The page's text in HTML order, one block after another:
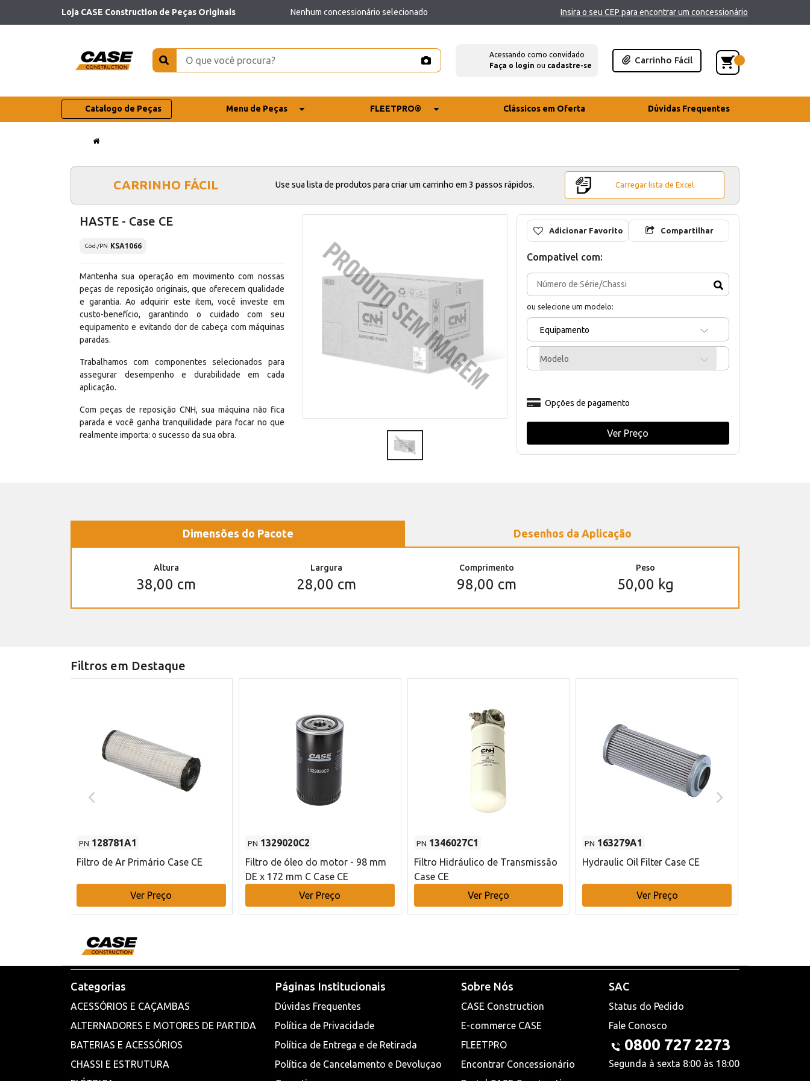
Loja CASE Construction de Peças Originais Nenhum concessionário selecionado Insira o seu CEP para encontrar um concessionário
Acessando como convidado
Faça o login ou cadastre-se
Carrinho Fácil
Catalogo de Peças Menu de Peças FLEETPRO® Clássicos em Oferta Dúvidas Frequentes
CARRINHO FÁCIL Use sua lista de produtos para criar um carrinho em 3 passos rápidos. Carregar lista de Excel
HASTE - Case CE
Cód./PN KSA1066
Mantenha sua operação em movimento com nossas
peças de reposição originais, que oferecem qualidade
e garantia. Ao adquirir este item, você investe em
custo-benefício, garantindo o cuidado com seu
equipamento e evitando dor de cabeça com máquinas
paradas.
Trabalhamos com componentes selecionados para
assegurar desempenho e durabilidade em cada
aplicação.
Com peças de reposição CNH, sua máquina não fica
parada e você ganha tranquilidade para focar no que
realmente importa: o sucesso da sua obra.
Adicionar Favorito Compartilhar
Compativel com:
ou selecione um modelo:
Equipamento
Modelo
Opções de pagamento
Ver Preço
Dimensões do Pacote Desenhos da Aplicação
Altura
38,00 cm
Largura
28,00 cm
Comprimento
98,00 cm
Peso
50,00 kg
Filtros em Destaque
PN 128781A1
Filtro de Ar Primário Case CE
Ver Preço
PN 1329020C2
Filtro de óleo do motor - 98 mm
DE x 172 mm C Case CE
Ver Preço
PN 1346027C1
Filtro Hidráulico de Transmissão
Case CE
Ver Preço
PN 163279A1
Hydraulic Oil Filter Case CE
Ver Preço
Categorias
ACESSÓRIOS E CAÇAMBAS
ALTERNADORES E MOTORES DE PARTIDA
BATERIAS E ACESSÓRIOS
CHASSI E ESTRUTURA
Páginas Institucionais
Dúvidas Frequentes
Política de Privacidade
Política de Entrega e de Retirada
Política de Cancelamento e Devoluçao
Sobre Nós
CASE Construction
E-commerce CASE
FLEETPRO
Encontrar Concessionário
SAC
Status do Pedido
Fale Conosco
0800 727 2273
Segunda à sexta 8:00 às 18:00